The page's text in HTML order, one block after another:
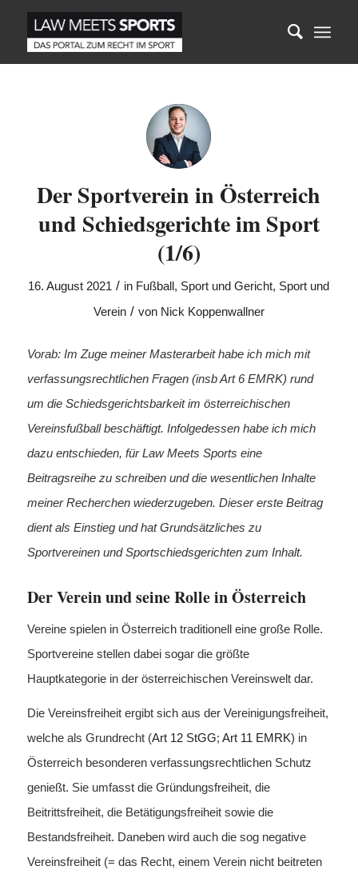
Der Sportverein in Österreich
und Schiedsgerichte im Sport
(1/6)
16. August 2021 / in Fußball , Sport und Gericht, Sport und
Verein / von Nick Koppenwallner
Vorab: Im Zuge meiner Masterarbeit habe ich mich mit
verfassungsrechtlichen Fragen (insb Art 6 EMRK) rund
um die Schiedsgerichtsbarkeit im österreichischen
Vereinsfußball beschäftigt. Infolgedessen habe ich mich
dazu entschieden, für Law Meets Sports eine
Beitragsreihe zu schreiben und die wesentlichen Inhalte
meiner Recherchen wiederzugeben. Dieser erste Beitrag
dient als Einstieg und hat Grundsätzliches zu
Sportvereinen und Sportschiedsgerichten zum Inhalt.
Der Verein und seine Rolle in Österreich
Vereine spielen in Österreich traditionell eine große Rolle.
Sportvereine stellen dabei sogar die größte
Hauptkategorie in der österreichischen Vereinswelt dar.
Die Vereinsfreiheit ergibt sich aus der Vereinigungsfreiheit,
welche als Grundrecht (Art 12 StGG; Art 11 EMRK) in
Österreich besonderen verfassungsrechtlichen Schutz
genießt. Sie umfasst die Gründungsfreiheit, die
Beitrittsfreiheit, die Betätigungsfreiheit sowie die
Bestandsfreiheit. Daneben wird auch die sog negative
Vereinsfreiheit (= das Recht, einem Verein nicht beitreten